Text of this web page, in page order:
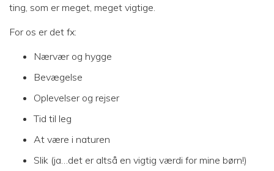
ting, som er meget, meget vigtige.
For os er det fx:
Nærvær og hygge
Bevægelse
Oplevelser og rejser
Tid til leg
At være i naturen
Slik (ja…det er altså en vigtig værdi for mine børn!)